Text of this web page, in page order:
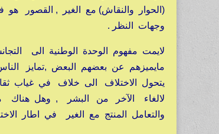
(الحوار والنقاش) مع الغير , القصور
وجهات النظر .
لايمت مفهوم الوحدة الوطنية الى
مايميزهم عن بعضهم البعض ,تمايز
يتحول الاختلاف الى خلاف في غياب
لالغاء الآخر من البشر , وهل هناك
والتعامل المنتج مع الغير في اطار